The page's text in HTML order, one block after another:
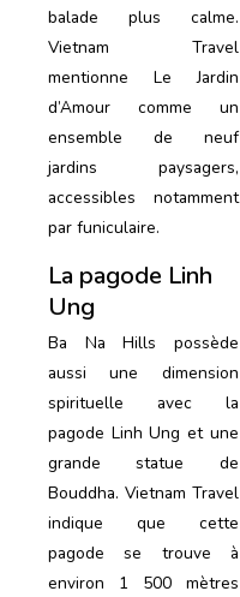
balade plus calme.
Vietnam Travel
mentionne Le Jardin
d’Amour comme un
ensemble de neuf
jardins paysagers,
accessibles notamment
par funiculaire.
La pagode Linh
Ung
Ba Na Hills possède
aussi une dimension
spirituelle avec la
pagode Linh Ung et une
grande statue de
Bouddha. Vietnam Travel
indique que cette
pagode se trouve à
environ 1 500 mètres